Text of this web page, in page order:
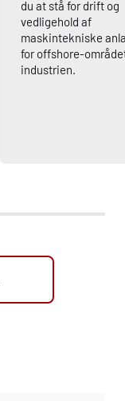
du at stå for drift og
vedligehold af
maskintekniske
for offshore-
industrien.